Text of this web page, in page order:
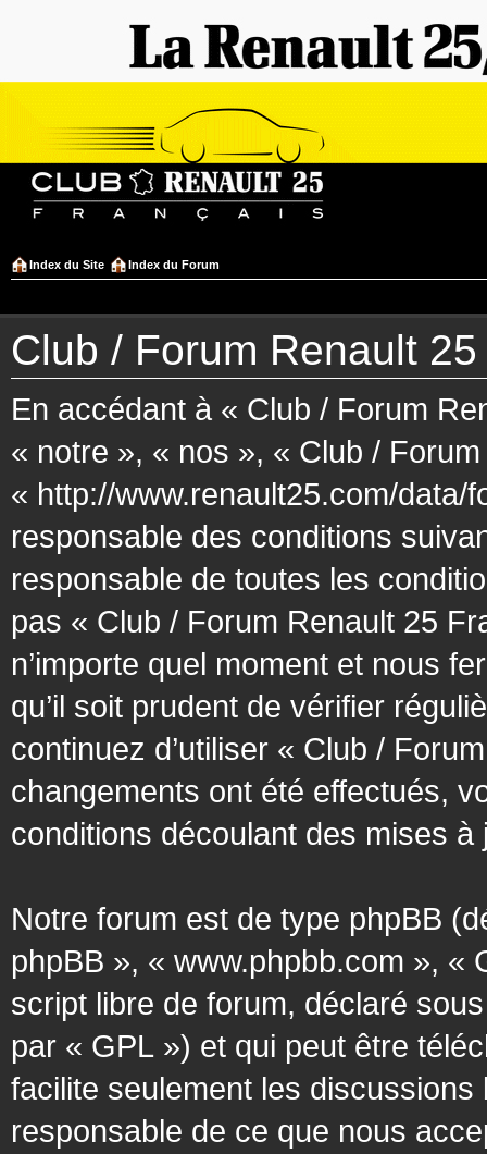
Index du Site Index du Forum
Club / Forum Renault
En accédant à « Club / Forum
« notre », « nos », « Club /
« http://www.renault25.com/data/
responsable des conditions
responsable de toutes les
pas « Club / Forum Renault 25
n’importe quel moment et nous
qu’il soit prudent de vérifier
continuez d’utiliser « Club /
changements ont été effectués,
conditions découlant des mises
Notre forum est de type phpBB
phpBB », « www.phpbb.com », «
script libre de forum, déclaré
par « GPL ») et qui peut être
facilite seulement les
responsable de ce que nous